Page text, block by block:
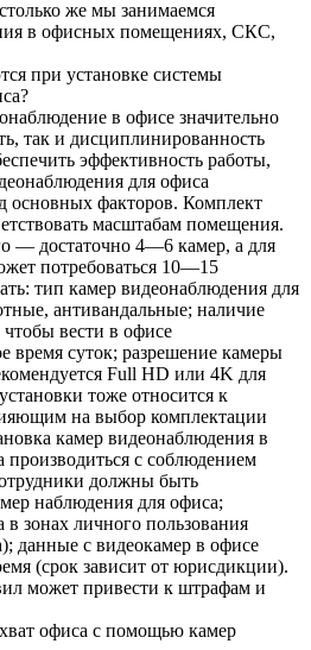
же мы занимаемся
в офисных помещениях, СКС,
при установке системы
в офисе значительно
так и дисциплинированность
эффективность работы,
для офиса
основных факторов. Комплект
масштабам помещения.
— достаточно 4—6 камер, а для
потребоваться 10—15
тип камер видеонаблюдения для
антивандальные; наличие
вести в офисе
время суток; разрешение камеры
Full HD или 4K для
тоже относится к
на выбор комплектации
камер видеонаблюдения в
производиться с соблюдением
должны быть
наблюдения для офиса;
в зонах личного пользования
данные с видеокамер в офисе
(срок зависит от юрисдикции).
может привести к штрафам и
офиса с помощью камер